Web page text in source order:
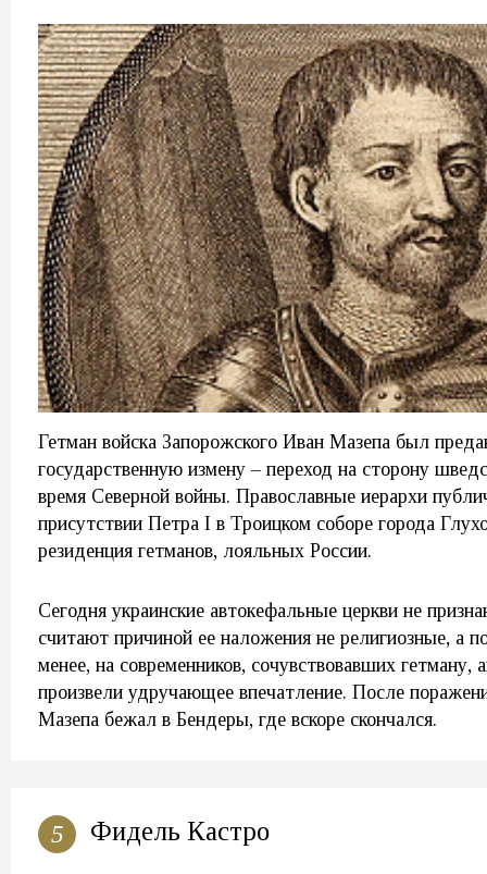
Гетман войска Запорожского Иван Мазепа был
государственную измену – переход на сторону
время Северной войны. Православные иерархи
присутствии Петра I в Троицком соборе города
резиденция гетманов, лояльных России.
Сегодня украинские автокефальные церкви не
считают причиной ее наложения не религиозные, а
менее, на современников, сочувствовавших гетману,
произвели удручающее впечатление. После
Мазепа бежал в Бендеры, где вскоре скончался.
5 Фидель Кастро